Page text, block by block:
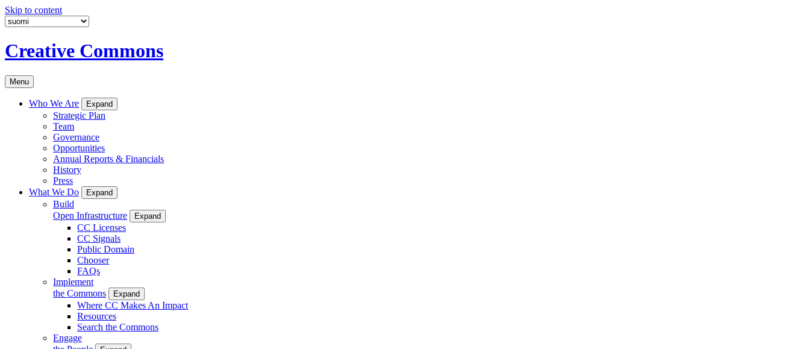
Skip to content
Creative Commons
Menu
Who We Are Expand
Strategic Plan
Team
Governance
Opportunities
Annual Reports & Financials
History
Press
What We Do
Expand
Build
Open Infrastructure
Expand
CC Licenses
CC Signals
Public Domain
Chooser
FAQs
Implement
the Commons
Expand
Where CC Makes An Impact
Resources
Search the Commons
Engage